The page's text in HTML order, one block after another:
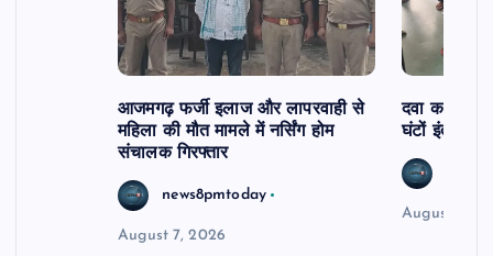
आजमगढ़ फर्जी इलाज और लापरवाही से
महिला की मौत मामले में नर्सिंग होम
संचालक गिरफ्तार
news8pmtoday
August 7, 2026
दवा कक्ष में
घंटों इंतजार
August 6,